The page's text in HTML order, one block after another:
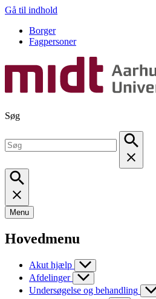
Gå til indhold
Borger
Fagpersoner
Søg
Menu
Hovedmenu
Akut hjælp
Afdelinger
Undersøgelse og behandling